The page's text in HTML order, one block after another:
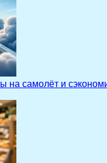
на самолёт и